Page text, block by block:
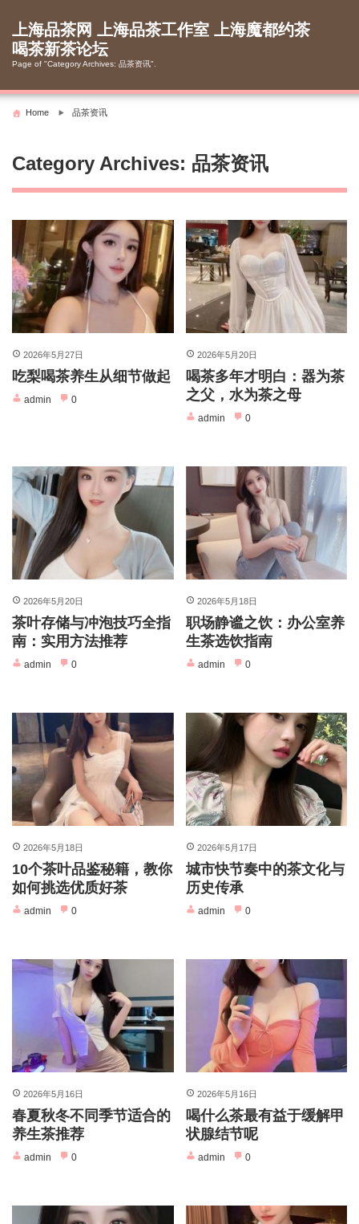
content
上海品茶网 上海品茶工作室 上海魔都约茶
喝茶新茶论坛
Page of "Category Archives: 品茶资讯".
Home 品茶资讯
Category Archives: 品茶资讯
2026年5月27日
吃梨喝茶养生从细节做起
admin 0
2026年5月20日
喝茶多年才明白：器为茶
之父，水为茶之母
admin 0
2026年5月20日
茶叶存储与冲泡技巧全指
南：实用方法推荐
admin 0
2026年5月18日
职场静谧之饮：办公室养
生茶选饮指南
admin 0
2026年5月18日
10个茶叶品鉴秘籍，教你
如何挑选优质好茶
admin 0
2026年5月17日
城市快节奏中的茶文化与
历史传承
admin 0
2026年5月16日
春夏秋冬不同季节适合的
养生茶推荐
admin 0
2026年5月16日
喝什么茶最有益于缓解甲
状腺结节呢
admin 0